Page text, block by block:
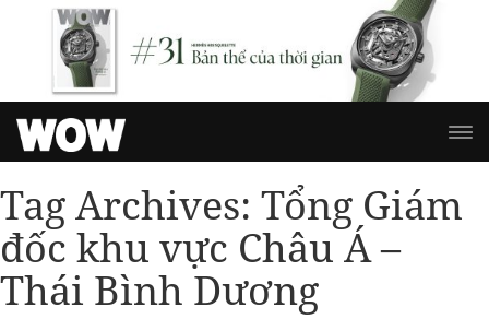
Tag Archives: Tổng Giám
đốc khu vực Châu Á –
Thái Bình Dương